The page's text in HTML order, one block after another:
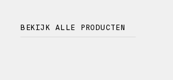
BEKIJK ALLE PRODUCTEN